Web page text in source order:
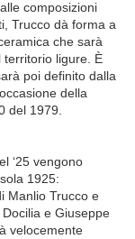
composizioni
Trucco dà forma a
che sarà
territorio ligure. È
poi definito dalla
della
del 1979.
‘25 vengono
1925:
Manlio Trucco e
e Giuseppe
velocemente